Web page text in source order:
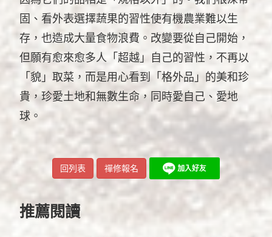
固、看外表選擇蔬果的習性使有機農業難以生
存，也造成大量食物浪費。改變要從自己開始，
但願有愈來愈多人「超越」自己的習性，不再以
「貌」取菜，而是用心看到「格外品」的美和珍
貴，珍愛土地和無數生命，同時愛自己、愛地
球。
回列表 禪修報名
推薦閱讀